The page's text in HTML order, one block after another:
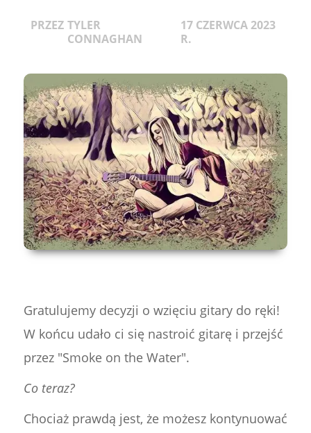
PRZEZ TYLER
CONNAGHAN
17 CZERWCA 2023
R.
Gratulujemy decyzji o wzięciu gitary do ręki!
W końcu udało ci się nastroić gitarę i przejść
przez "Smoke on the Water".
Co teraz?
Chociaż prawdą jest, że możesz kontynuować